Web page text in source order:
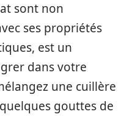
sont non
ses propriétés
est un
dans votre
une cuillère
gouttes de